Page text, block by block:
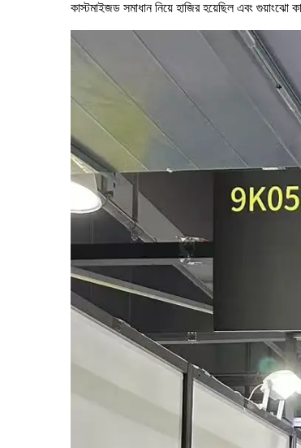
কাস্টমাইজড সমাধান নিয়ে হাজির হয়েছিল এবং